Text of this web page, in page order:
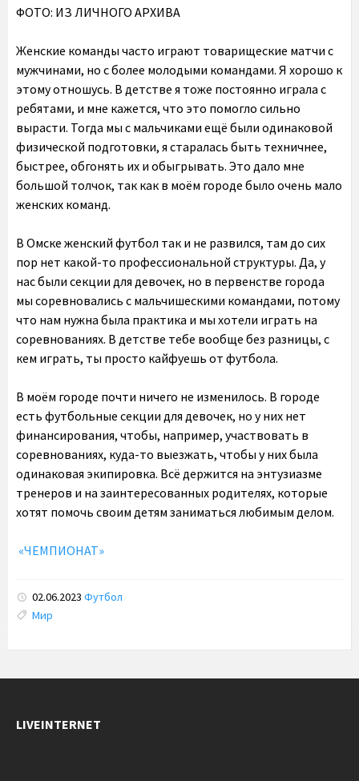
ФОТО: ИЗ ЛИЧНОГО АРХИВА
Женские команды часто играют товарищеские матчи с
мужчинами, но с более молодыми командами. Я хорошо к
этому отношусь. В детстве я тоже постоянно играла с
ребятами, и мне кажется, что это помогло сильно
вырасти. Тогда мы с мальчиками ещё были одинаковой
физической подготовки, я старалась быть техничнее,
быстрее, обгонять их и обыгрывать. Это дало мне
большой толчок, так как в моём городе было очень мало
женских команд.
В Омске женский футбол так и не развился, там до сих
пор нет какой-то профессиональной структуры. Да, у
нас были секции для девочек, но в первенстве города
мы соревновались с мальчишескими командами, потому
что нам нужна была практика и мы хотели играть на
соревнованиях. В детстве тебе вообще без разницы, с
кем играть, ты просто кайфуешь от футбола.
В моём городе почти ничего не изменилось. В городе
есть футбольные секции для девочек, но у них нет
финансирования, чтобы, например, участвовать в
соревнованиях, куда-то выезжать, чтобы у них была
одинаковая экипировка. Всё держится на энтузиазме
тренеров и на заинтересованных родителях, которые
хотят помочь своим детям заниматься любимым делом.
«ЧЕМПИОНАТ»
02.06.2023 Футбол
Tags:
Мир
LIVEINTERNET